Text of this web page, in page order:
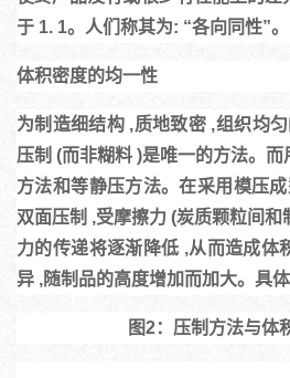
于 1. 1。人们称其为: “各向同性”。
体积密度的均一性
为制造细结构 ,质地致密 ,组织均
压制 (而非糊料 )是唯一的方法。
方法和等静压方法。在采用模压
双面压制 ,受摩擦力 (炭质颗粒间和
力的传递将逐渐降低 ,从而造成体
异 ,随制品的高度增加而加大。具体
图2：压制方法与体